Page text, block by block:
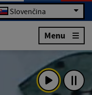
Slovenčina
Menu